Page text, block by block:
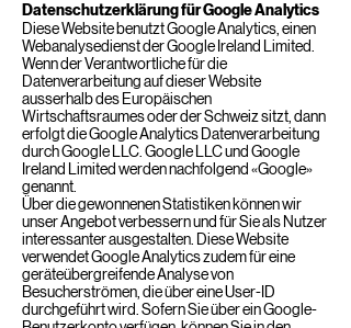
Datenschutzerklärung für Google Analytics
Diese Website benutzt Google Analytics, einen
Webanalysedienst der Google Ireland Limited.
Wenn der Verantwortliche für die
Datenverarbeitung auf dieser Website
ausserhalb des Europäischen
Wirtschaftsraumes oder der Schweiz sitzt, dann
erfolgt die Google Analytics Datenverarbeitung
durch Google LLC. Google LLC und Google
Ireland Limited werden nachfolgend «Google»
genannt.
Über die gewonnenen Statistiken können wir
unser Angebot verbessern und für Sie als Nutzer
interessanter ausgestalten. Diese Website
verwendet Google Analytics zudem für eine
geräteübergreifende Analyse von
Besucherströmen, die über eine User-ID
durchgeführt wird. Sofern Sie über ein Google-